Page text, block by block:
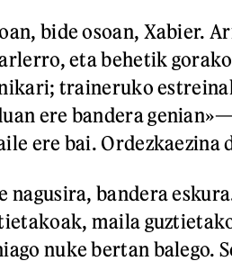
bide osoan, Xabier.
eta behetik
traineruko
ere bandera
ere bai. Ordezkaezina
nagusira, bandera
maila
nuke bertan balego.